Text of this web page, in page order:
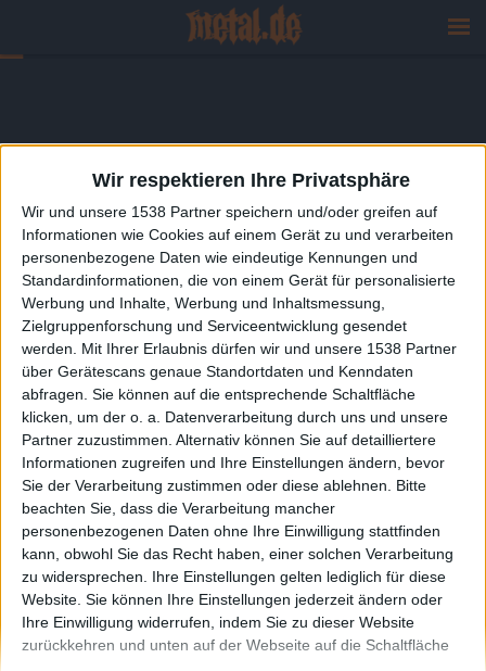
Wir respektieren Ihre Privatsphäre
Wir und unsere 1538 Partner speichern und/oder greifen auf
Informationen wie Cookies auf einem Gerät zu und verarbeiten
personenbezogene Daten wie eindeutige Kennungen und
Standardinformationen, die von einem Gerät für personalisierte
Werbung und Inhalte, Werbung und Inhaltsmessung,
Zielgruppenforschung und Serviceentwicklung gesendet
werden.
Mit Ihrer Erlaubnis dürfen wir und unsere 1538 Partner
über Gerätescans genaue Standortdaten und Kenndaten
abfragen. Sie können auf die entsprechende Schaltfläche
klicken, um der o. a. Datenverarbeitung durch uns und unsere
Partner zuzustimmen. Alternativ können Sie auf detailliertere
Informationen zugreifen und Ihre Einstellungen ändern, bevor
Sie der Verarbeitung zustimmen oder diese ablehnen.
Bitte
beachten Sie, dass die Verarbeitung mancher
personenbezogenen Daten ohne Ihre Einwilligung stattfinden
kann, obwohl Sie das Recht haben, einer solchen Verarbeitung
zu widersprechen. Ihre Einstellungen gelten lediglich für diese
Website. Sie können Ihre Einstellungen jederzeit ändern oder
Ihre Einwilligung widerrufen, indem Sie zu dieser Website
zurückkehren und unten auf der Webseite auf die Schaltfläche